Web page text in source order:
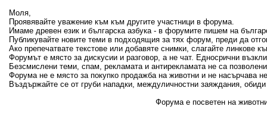
Моля,
Проявявайте уважение към към другите участници в форума.
Имаме древен език и българска азбука - в форумите пишем на
Публикувайте новите теми в подходящия за тях форум, преди да
Ако препечатвате текстове или добавяте снимки, слагайте линкове
Форумът е място за дискусии и разговор, а не чат. Едносрични
Безсмислени теми, спам, рекламата и антирекламата не са
Форума не е място за покупко продажба на животни и не насърчава
Въздържайте се от груби нападки, междуличностни заяждания,
Форума е посветен на